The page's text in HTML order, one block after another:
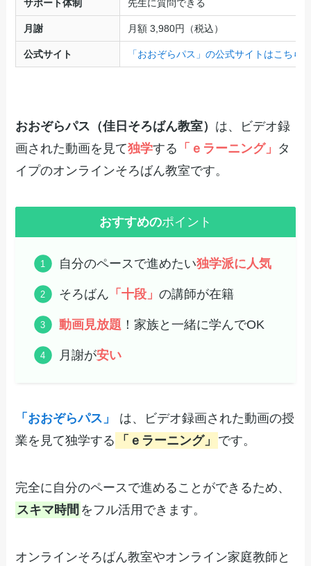
サポート体制 先生に質問できる
月謝 月額 3,980円（税込）
公式サイト 「おおぞらパス」の公式サイトはこちら
おおぞらパス（佳日そろばん教室） は、ビデオ録
画された動画を見て独学する 「ｅラーニング」 タ
イプのオンラインそろばん教室です。
おすすめのポイント
自分のペースで進めたい独学派に人気
そろばん 「十段」の講師が在籍
動画見放題 ！家族と一緒に学んでOK
月謝が安い
「おおぞらパス」
は、ビデオ録画された動画の授
業を見て独学する
「ｅラーニング」 です。
完全に自分のペースで進めることができるため、
スキマ時間 をフル活用できます。
オンラインそろばん教室やオンライン家庭教師と